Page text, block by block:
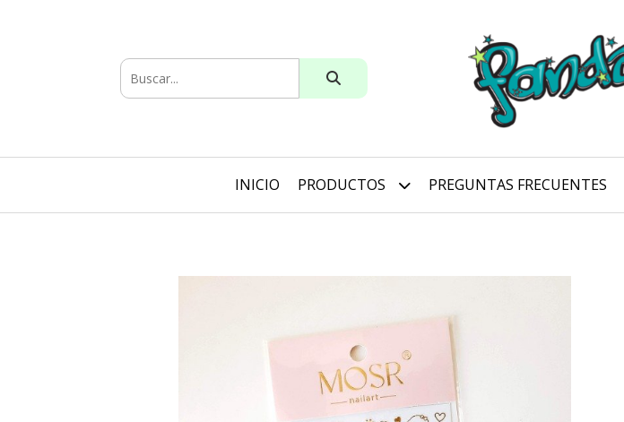
INICIO PRODUCTOS PREGUNTAS FRECUENTES